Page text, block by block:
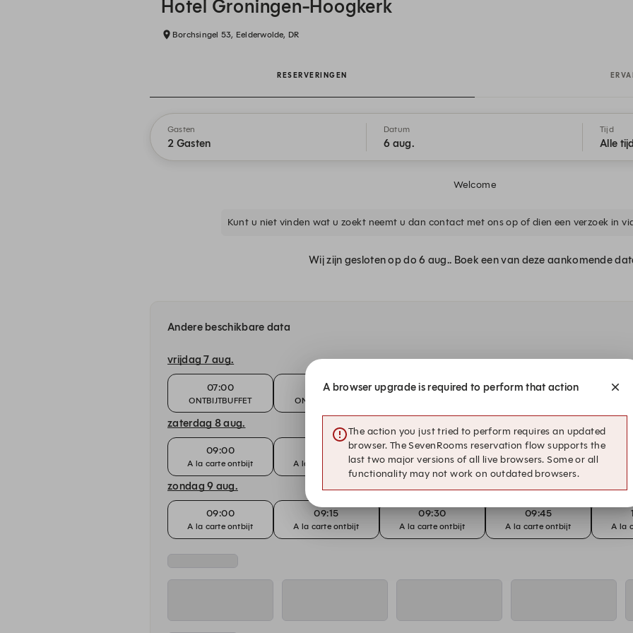
Hotel Groningen-Hoogkerk
Borchsingel 53, Eelderwolde, DR
RESERVERINGEN
Gasten
2 Gasten
Datum
6 aug.
Tijd
Alle
Welcome
Kunt u niet vinden wat u zoekt neemt u dan contact met ons op of dien een verzoek in
Wij zijn gesloten op do 6 aug.. Boek een van deze aankomende
Andere beschikbare data
vrijdag 7 aug.
07:00
ONTBIJTBUFFET
07:15
ONTBIJTBUFFET
07:30 07:45
A la
zaterdag 8 aug.
09:00
A la carte ontbijt A la carte ontbijt
09:30
A la carte ontbijt
09:45
A la carte ontbijt A la
zondag 9 aug.
09:00
A la carte ontbijt
09:15
A la carte ontbijt
09:30
A la carte ontbijt
09:45
A la carte ontbijt A la
A browser upgrade is required to perform that action
The action you just tried to perform requires an updated
browser. The SevenRooms reservation flow supports the
last two major versions of all live browsers. Some or all
functionality may not work on outdated browsers.